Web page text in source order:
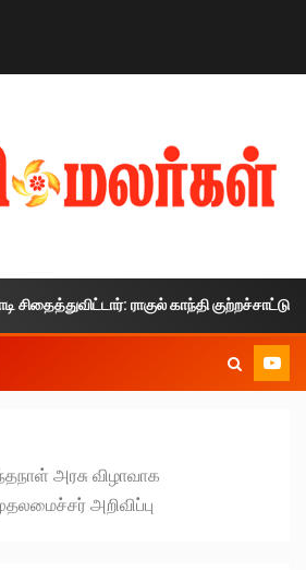
ராகுல் காந்தி குற்றச்சாட்டு
அரசு விழாவாக
அறிவிப்பு